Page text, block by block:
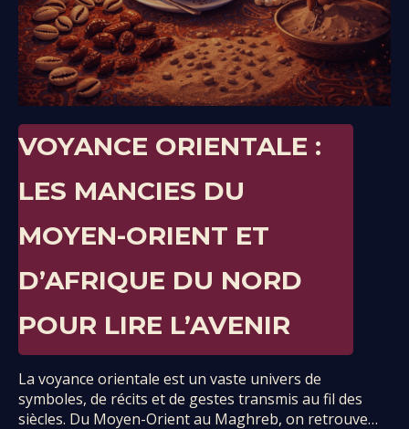
VOYANCE ORIENTALE :
LES MANCIES DU
MOYEN-ORIENT ET
D’AFRIQUE DU NORD
POUR LIRE L’AVENIR
La voyance orientale est un vaste univers de
symboles, de récits et de gestes transmis au fil des
siècles. Du Moyen-Orient au Maghreb, on retrouve